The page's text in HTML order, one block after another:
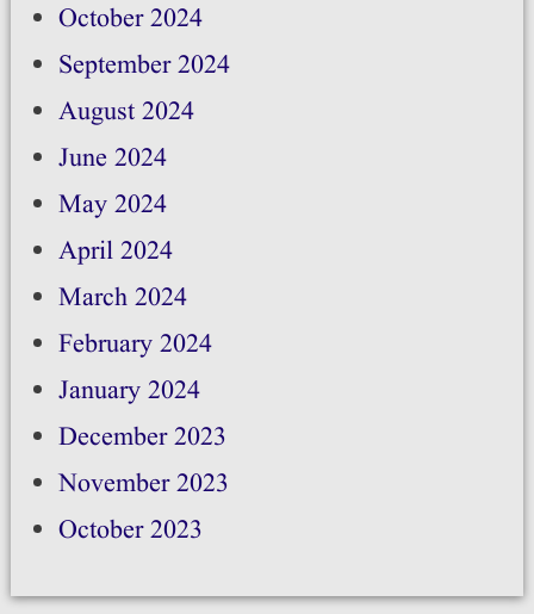
October 2024
September 2024
August 2024
June 2024
May 2024
April 2024
March 2024
February 2024
January 2024
December 2023
November 2023
October 2023